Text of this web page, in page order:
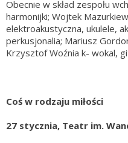
Obecnie w skład zespołu
harmonijki; Wojtek
elektroakustyczna, ukulele,
perkusjonalia; Mariusz
Krzysztof Woźnia k- wokal,
Coś w rodzaju miłości
27 stycznia, Teatr im.